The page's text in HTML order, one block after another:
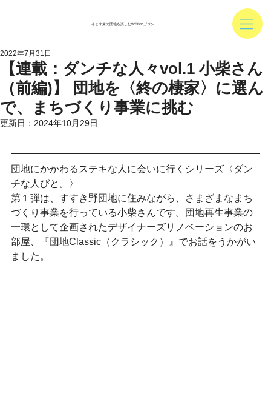
今と未来の団地を楽しむWEBマガジン
【連載：ダンチな人々vol.1 小柴さん
（前編)】 団地を〈終の棲家〉に選ん
で、まちづくり事業に挑む
2022年7月31日
更新日： 2024年10月29日
団地にかかわるステキな人に会いに行くシリーズ〈ダン
チな人びと。〉
第１弾は、すすき野団地に住みながら、さまざまなまち
づくり事業を行っている小柴さんです。団地再生事業の
一環として企画されたデザイナーズリノベーションのお
部屋、『団地Classic（クラシック）』でお話をうかがい
ました。